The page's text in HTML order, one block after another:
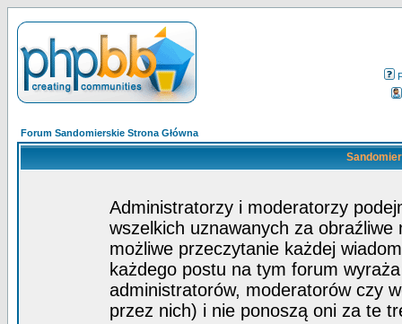
Forum Sandomierskie Strona Główna
Administratorzy i moderatorzy
wszelkich uznawanych za obraźliwe
możliwe przeczytanie każdej
każdego postu na tym forum
administratorów, moderatorów czy
przez nich) i nie ponoszą oni za te